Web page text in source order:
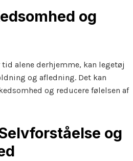
og
alene derhjemme, kan legetøj
og afledning. Det kan
og reducere følelsen af
og